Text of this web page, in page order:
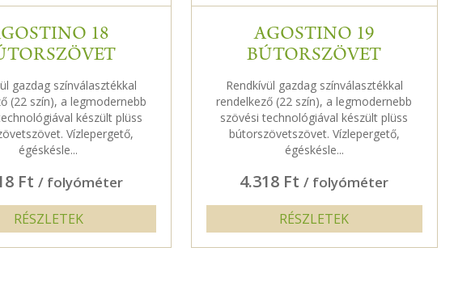
18
gazdag színválasztékkal
(22 szín), a legmodernebb
készült plüss
Vízlepergető,
égéskésle...
Ft / folyóméter
RÉSZLETEK
AGOSTINO 19
BÚTORSZÖVET
Rendkívül gazdag színválasztékkal
rendelkező (22 szín), a legmodernebb
szövési technológiával készült plüss
bútorszövetszövet. Vízlepergető,
égéskésle...
4.318 Ft/ folyóméter
RÉSZLETEK